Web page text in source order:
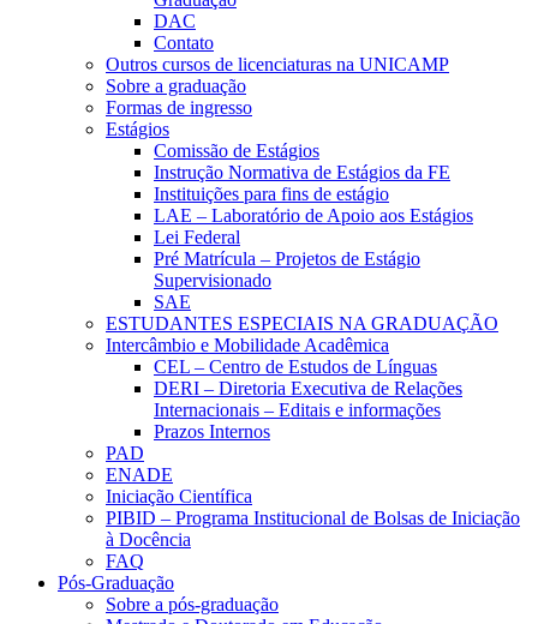
DAC
Contato
Outros cursos de licenciaturas na UNICAMP
Sobre a graduação
Formas de ingresso
Estágios
Comissão de Estágios
Instrução Normativa de Estágios da FE
Instituições para fins de estágio
LAE – Laboratório de Apoio aos Estágios
Lei Federal
Pré Matrícula – Projetos de Estágio
Supervisionado
SAE
ESTUDANTES ESPECIAIS NA GRADUAÇÃO
Intercâmbio e Mobilidade Acadêmica
CEL – Centro de Estudos de Línguas
DERI – Diretoria Executiva de Relações
Internacionais – Editais e informações
Prazos Internos
PAD
ENADE
Iniciação Científica
PIBID – Programa Institucional de Bolsas de Iniciação
à Docência
FAQ
Pós-Graduação
Sobre a pós-graduação